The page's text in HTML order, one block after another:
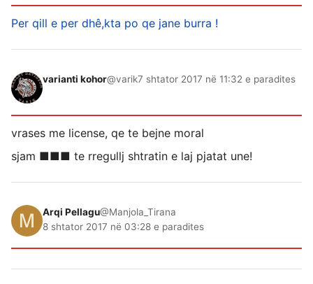
Per qill e per dhê,kta po qe jane burra !
varianti kohor@varik7 shtator 2017 në 11:32 e paradites
vrases me license, qe te bejne moral
sjam ■■■ te rregullj shtratin e laj pjatat une!
Arqi Pellagu@Manjola_Tirana
8 shtator 2017 në 03:28 e paradites